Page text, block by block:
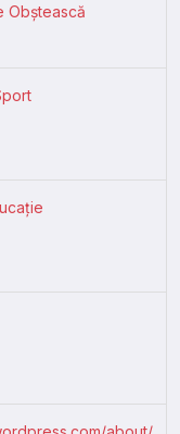
Obștească